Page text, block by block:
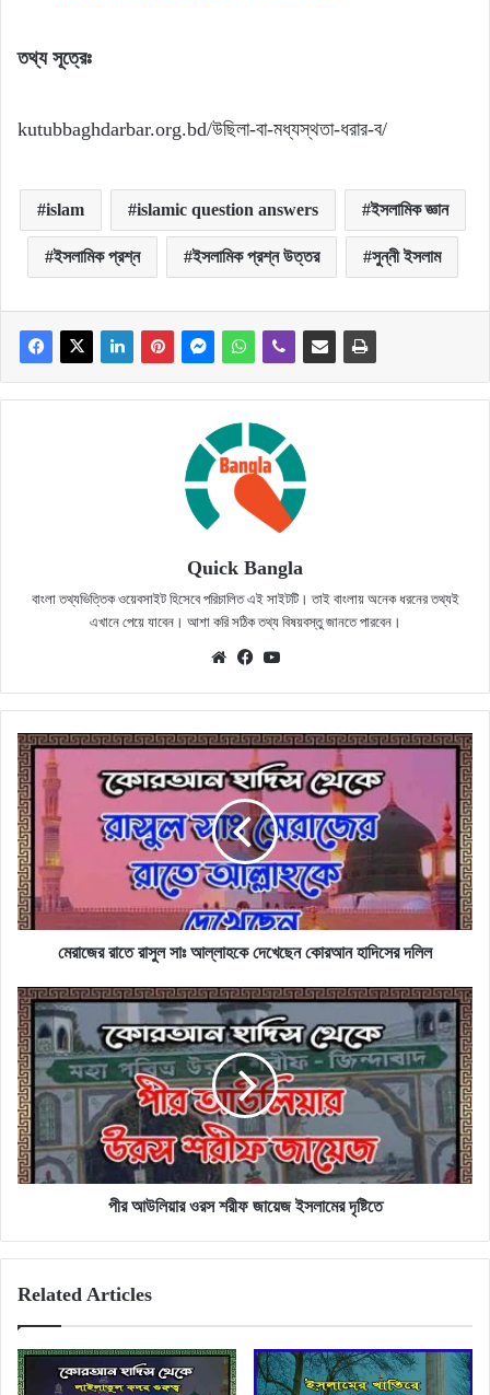
তথ্য সূত্রেঃ
kutubbaghdarbar.org.bd/উছিলা-বা-মধ্যস্থতা-ধরার-ব/
islam islamic question answers ইসলামিক জ্ঞান
ইসলামিক প্রশ্ন ইসলামিক প্রশ্ন উত্তর সুন্নী ইসলাম
Quick Bangla
বাংলা তথ্যভিত্তিক ওয়েবসাইট হিসেবে পরিচালিত এই সাইটটি। তাই বাংলায় অনেক ধরনের তথ্যই
এখানে পেয়ে যাবেন। আশা করি সঠিক তথ্য বিষয়বস্তু জানতে পারবেন।
WebsiteFacebook
মেরাজের
রাতে
রাসুল
সাঃ
আল্লাহকে
দেখেছেন
কোরআন
হাদিসের
দলিল
মেরাজের রাতে রাসুল সাঃ আল্লাহকে দেখেছেন কোরআন হাদিসের দলিল
পীর
আউলিয়ার
ওরস
শরীফ
জায়েজ
ইসলামের
দৃষ্টিতে
পীর আউলিয়ার ওরস শরীফ জায়েজ ইসলামের দৃষ্টিতে
Related Articles